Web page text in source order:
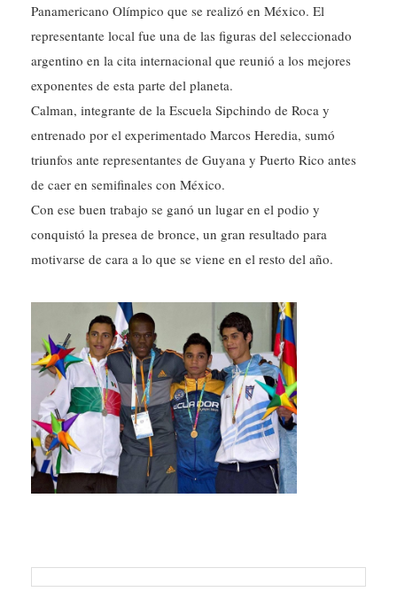
Panamericano Olímpico que se realizó en México. El
representante local fue una de las figuras del seleccionado
argentino en la cita internacional que reunió a los mejores
exponentes de esta parte del planeta.
Calman, integrante de la Escuela Sipchindo de Roca y
entrenado por el experimentado Marcos Heredia, sumó
triunfos ante representantes de Guyana y Puerto Rico antes
de caer en semifinales con México.
Con ese buen trabajo se ganó un lugar en el podio y
conquistó la presea de bronce, un gran resultado para
motivarse de cara a lo que se viene en el resto del año.